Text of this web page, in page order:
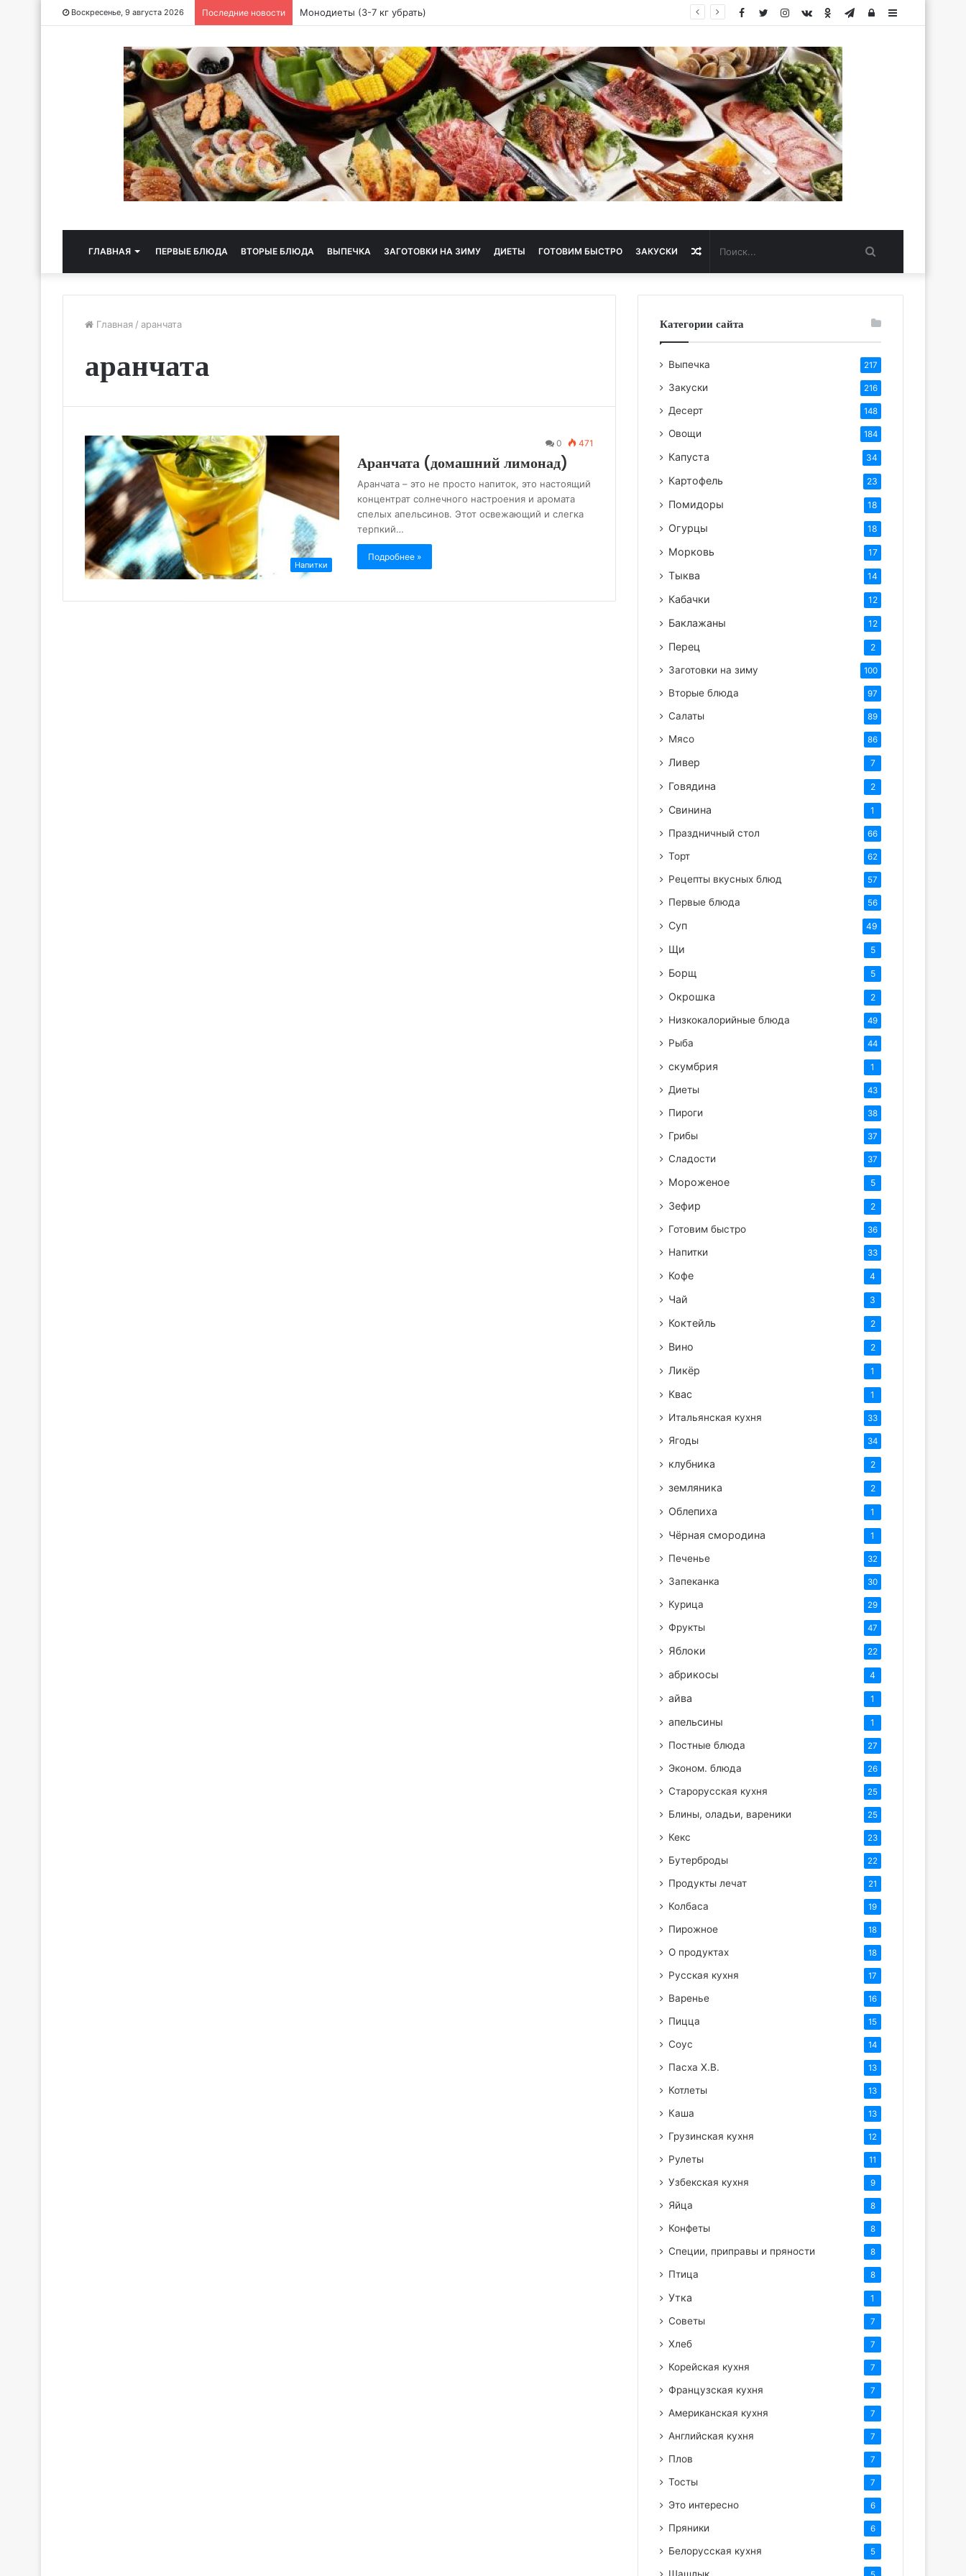
Воскресенье, 9 августа 2026 Последние новости Чайная диета Sidebar
Авторизация
Telegram
Одноклассники
vk.com
Instagram
Twitter
Facebook
ГЛАВНАЯ ПЕРВЫЕ БЛЮДА ВТОРЫЕ БЛЮДА ВЫПЕЧКА ЗАГОТОВКИ НА ЗИМУ ДИЕТЫ ГОТОВИМ БЫСТРО ЗАКУСКИ Случайная
статья
Главная / аранчата
аранчата
Напитки
0 471
Аранчата (домашний лимонад)
Аранчата – это не просто напиток, это настоящий
концентрат солнечного настроения и аромата
спелых апельсинов. Этот освежающий и слегка
терпкий…
Подробнее »
Категории сайта
Выпечка 217
Закуски 216
Десерт 148
Овощи 184
Капуста 34
Картофель 23
Помидоры 18
Огурцы 18
Морковь 17
Тыква 14
Кабачки 12
Баклажаны 12
Перец 2
Заготовки на зиму 100
Вторые блюда 97
Салаты 89
Мясо 86
Ливер 7
Говядина 2
Свинина 1
Праздничный стол 66
Торт 62
Рецепты вкусных блюд 57
Первые блюда 56
Суп 49
Щи 5
Борщ 5
Окрошка 2
Низкокалорийные блюда 49
Рыба 44
скумбрия 1
Диеты 43
Пироги 38
Грибы 37
Сладости 37
Мороженое 5
Зефир 2
Готовим быстро 36
Напитки 33
Кофе 4
Чай 3
Коктейль 2
Вино 2
Ликёр 1
Квас 1
Итальянская кухня 33
Ягоды 34
клубника 2
земляника 2
Облепиха 1
Чёрная смородина 1
Печенье 32
Запеканка 30
Курица 29
Фрукты 47
Яблоки 22
абрикосы 4
айва 1
апельсины 1
Постные блюда 27
Эконом. блюда 26
Старорусская кухня 25
Блины, оладьи, вареники 25
Кекс 23
Бутерброды 22
Продукты лечат 21
Колбаса 19
Пирожное 18
О продуктах 18
Русская кухня 17
Варенье 16
Пицца 15
Соус 14
Пасха Х.В. 13
Котлеты 13
Каша 13
Грузинская кухня 12
Рулеты 11
Узбекская кухня 9
Яйца 8
Конфеты 8
Специи, приправы и пряности 8
Птица 8
Утка 1
Советы 7
Хлеб 7
Корейская кухня 7
Французская кухня 7
Американская кухня 7
Английская кухня 7
Плов 7
Тосты 7
Это интересно 6
Пряники 6
Белорусская кухня 5